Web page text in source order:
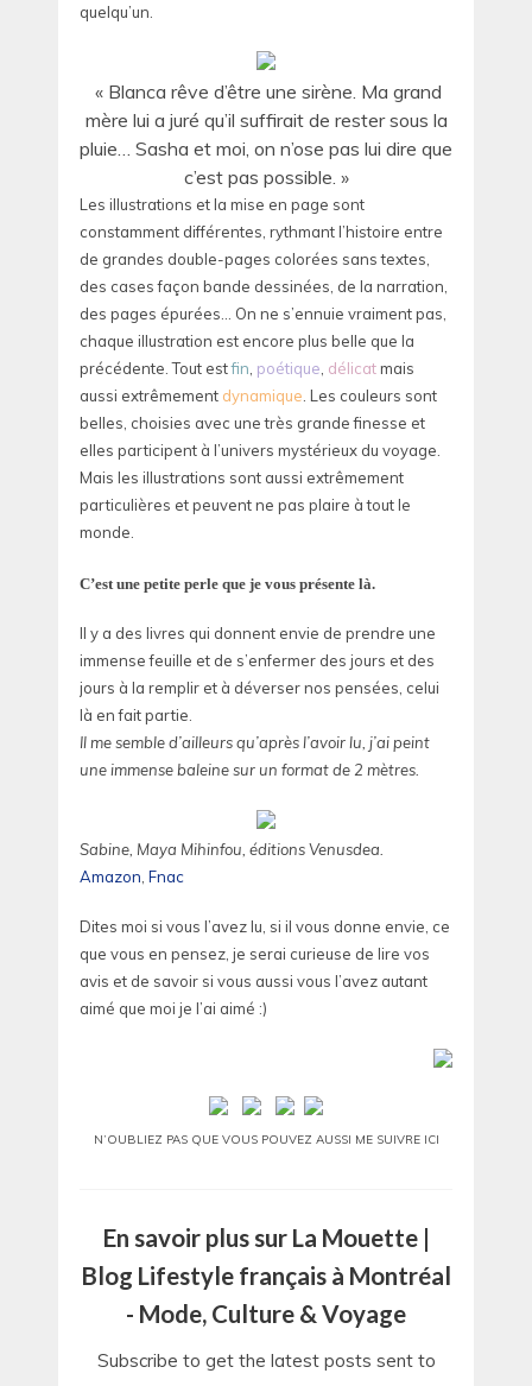
quelqu’un.
« Blanca rêve d’être une sirène. Ma grand
mère lui a juré qu’il suffirait de rester sous la
pluie… Sasha et moi, on n’ose pas lui dire que
c’est pas possible. »
Les illustrations et la mise en page sont
constamment différentes, rythmant l’histoire entre
de grandes double-pages colorées sans textes,
des cases façon bande dessinées, de la narration,
des pages épurées… On ne s’ennuie vraiment pas,
chaque illustration est encore plus belle que la
précédente. Tout estfin, poétique, délicatmais
aussi extrêmement dynamique. Les couleurs sont
belles, choisies avec une très grande finesse et
elles participent à l’univers mystérieux du voyage.
Mais les illustrations sont aussi extrêmement
particulières et peuvent ne pas plaire à tout le
monde.
C’est une petite perle que je vous présente là.
Il y a des livres qui donnent envie de prendre une
immense feuille et de s’enfermer des jours et des
jours à la remplir et à déverser nos pensées, celui
là en fait partie.
Il me semble d’ailleurs qu’après l’avoir lu, j’ai peint
une immense baleine sur un format de 2 mètres.
Sabine, Maya Mihinfou, éditions Venusdea.
Amazon Fnac
Dites moi si vous l’avez lu, si il vous donne envie, ce
que vous en pensez, je serai curieuse de lire vos
avis et de savoir si vous aussi vous l’avez autant
aimé que moi je l’ai aimé :)
N’OUBLIEZ PAS QUE VOUS POUVEZ AUSSI ME SUIVRE ICI
En savoir plus sur La Mouette |
Blog Lifestyle français à Montréal
- Mode, Culture & Voyage
Subscribe to get the latest posts sent to